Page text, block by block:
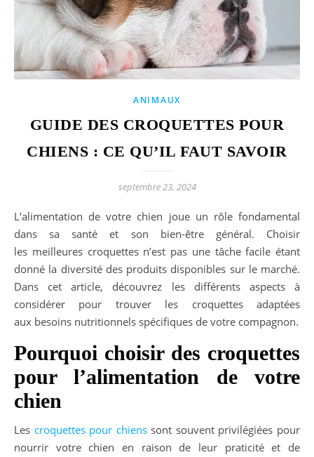
ANIMAUX
GUIDE DES CROQUETTES POUR
CHIENS : CE QU’IL FAUT SAVOIR
septembre 23, 2024
L’alimentation de votre chien joue un rôle fondamental
dans sa santé et son bien-être général. Choisir
les meilleures croquettes n’est pas une tâche facile étant
donné la diversité des produits disponibles sur le marché.
Dans cet article, découvrez les différents aspects à
considérer pour trouver les croquettes adaptées
aux besoins nutritionnels spécifiques de votre compagnon.
Pourquoi choisir des croquettes
pour l’alimentation de votre
chien
Les croquettes pour chienssont souvent privilégiées pour
nourrir votre chien en raison de leur praticité et de